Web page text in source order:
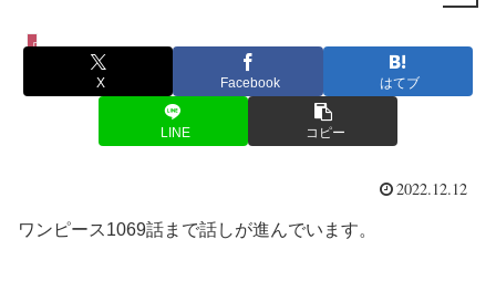
ワンピース
X Facebook はてブ
LINE コピー
2022.12.12
ワンピース1069話まで話しが進んでいます。